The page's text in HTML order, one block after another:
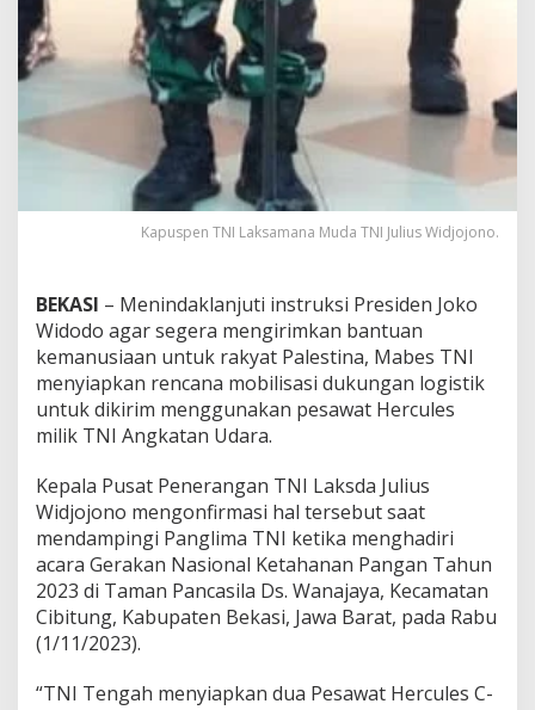
k
P
a
l
e
s
i
n
a
Kapuspen TNI Laksamana Muda TNI Julius Widjojono.
BEKASI – Menindaklanjuti instruksi Presiden Joko
Widodo agar segera mengirimkan bantuan
kemanusiaan untuk rakyat Palestina, Mabes TNI
menyiapkan rencana mobilisasi dukungan logistik
untuk dikirim menggunakan pesawat Hercules
milik TNI Angkatan Udara.
Kepala Pusat Penerangan TNI Laksda Julius
Widjojono mengonfirmasi hal tersebut saat
mendampingi Panglima TNI ketika menghadiri
acara Gerakan Nasional Ketahanan Pangan Tahun
2023 di Taman Pancasila Ds. Wanajaya, Kecamatan
Cibitung, Kabupaten Bekasi, Jawa Barat, pada Rabu
(1/11/2023).
“TNI Tengah menyiapkan dua Pesawat Hercules C-